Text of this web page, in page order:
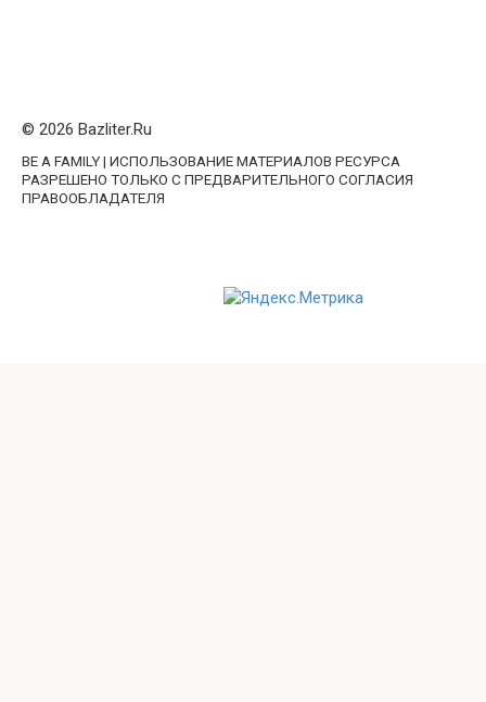
© 2026 Bazliter.Ru
BE A FAMILY | ИСПОЛЬЗОВАНИЕ МАТЕРИАЛОВ РЕСУРСА
РАЗРЕШЕНО ТОЛЬКО С ПРЕДВАРИТЕЛЬНОГО СОГЛАСИЯ
ПРАВООБЛАДАТЕЛЯ